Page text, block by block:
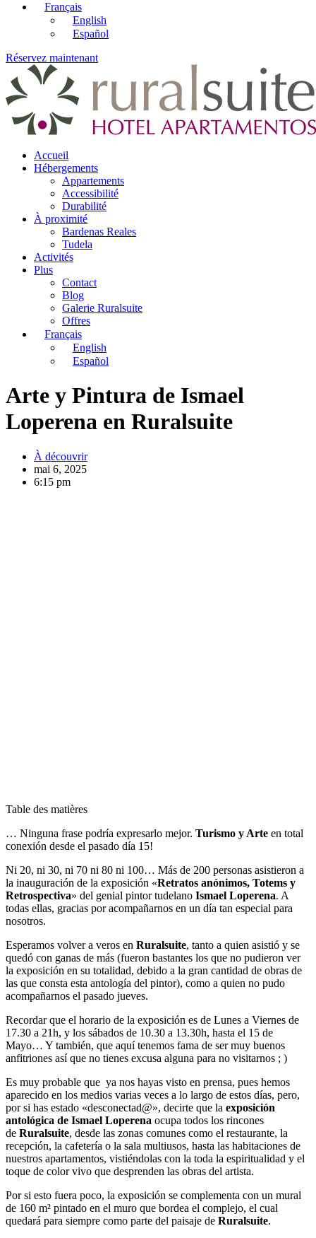
Français
English
Español
Réservez maintenant
Accueil
Hébergements
Appartements
Accessibilité
Durabilité
À proximité
Bardenas Reales
Tudela
Activités
Plus
Contact
Blog
Galerie Ruralsuite
Offres
Français
English
Español
Arte y Pintura de Ismael
Loperena en Ruralsuite
À découvrir
mai 6, 2025
6:15 pm
Table des matières
… Ninguna frase podría expresarlo mejor. Turismo y Arte en total
conexión desde el pasado día 15!
Ni 20, ni 30, ni 70 ni 80 ni 100… Más de 200 personas asistieron a
la inauguración de la exposición «Retratos anónimos, Totems y
Retrospectiva» del genial pintor tudelano Ismael Loperena. A
todas ellas, gracias por acompañarnos en un día tan especial para
nosotros.
Esperamos volver a veros en Ruralsuite, tanto a quien asistió y se
quedó con ganas de más (fueron bastantes los que no pudieron ver
la exposición en su totalidad, debido a la gran cantidad de obras de
las que consta esta antología del pintor), como a quien no pudo
acompañarnos el pasado jueves.
Recordar que el horario de la exposición es de Lunes a Viernes de
17.30 a 21h, y los sábados de 10.30 a 13.30h, hasta el 15 de
Mayo… Y también, que aquí tenemos fama de ser muy buenos
anfitriones así que no tienes excusa alguna para no visitarnos ; )
Es muy probable que ya nos hayas visto en prensa, pues hemos
aparecido en los medios varias veces a lo largo de estos días, pero,
por si has estado «desconectad@», decirte que la exposición
antológica de Ismael Loperena ocupa todos los rincones
de Ruralsuite, desde las zonas comunes como el restaurante, la
recepción, la cafetería o la sala multiusos, hasta las habitaciones de
nuestros apartamentos, vistiéndolas con la toda la espiritualidad y el
toque de color vivo que desprenden las obras del artista.
Por si esto fuera poco, la exposición se complementa con un mural
de 160 m² pintado en el muro que bordea el complejo, el cual
quedará para siempre como parte del paisaje de Ruralsuite.